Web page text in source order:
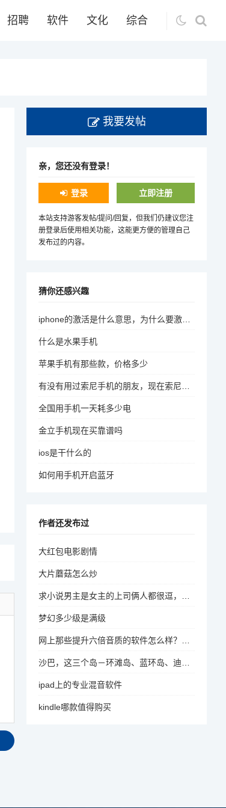
招聘 软件 文化 综合
我要发帖
亲，您还没有登录！
登录 立即注册
本站支持游客发帖/提问/回复，但我们仍建议您注
册登录后使用相关功能，这能更方便的管理自己
发布过的内容。
猜你还感兴趣
iphone的激活是什么意思，为什么要激活，激活有什么用
什么是水果手机
苹果手机有那些款，价格多少
有没有用过索尼手机的朋友，现在索尼手机好不好用
全国用手机一天耗多少电
金立手机现在买靠谱吗
ios是干什么的
如何用手机开启蓝牙
作者还发布过
大红包电影剧情
大片蘑菇怎么炒
求小说男主是女主的上司俩人都很逗，印象深刻的是俩人去出差，女主喝醉了抱着男主亲男主反客为主第二天
梦幻多少级是满级
网上那些提升六倍音质的软件怎么样？有哪些推荐
沙巴，这三个岛－环滩岛、蓝环岛、迪加岛，选择一日游哪个岛更好玩
ipad上的专业混音软件
kindle哪款值得购买